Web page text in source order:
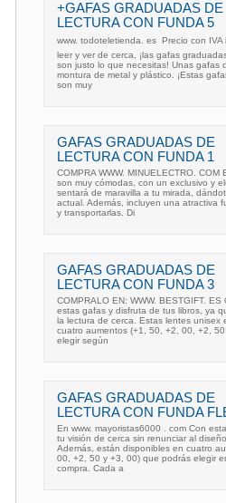
+GAFAS GRADUADAS DE
LECTURA CON FUNDA 5
www. todoteletienda. es  Precio con IVA
leer y ver de cerca, ¡las gafas
son justo lo que necesitas! Unas gafas
montura de metal y plástico. ¡Estas
son muy
GAFAS GRADUADAS DE
LECTURA CON FUNDA 1
COMPRA WWW. MINUELECTRO.
son muy cómodas, con un exclusivo y
sentará de maravilla a tu mirada,
actual. Además, incluyen una atractiva
y transportarlas. Di
GAFAS GRADUADAS DE
LECTURA CON FUNDA 3
COMPRALO EN: WWW. BESTGIFT. ES
estas gafas y disfruta de tus libros, ya
la lectura de cerca. Estas lentes unisex
cuatro aumentos (+1, 50, +2, 00, +2,
elegir según
GAFAS GRADUADAS DE
LECTURA CON FUNDA
En www. mayoristas6000 . com Con
tu visión de cerca sin renunciar al
Además, están disponibles en cuatro
00, +2, 50 y +3, 00) que podrás elegir
compra. Cada a